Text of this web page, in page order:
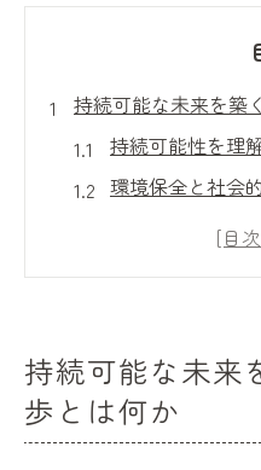
持続可能な未来を築
持続可能性を理
環境保全と社会
持続可能なアク
個人が持続可能
環境問題に立ち向か
持続可能な未来
歩とは何か